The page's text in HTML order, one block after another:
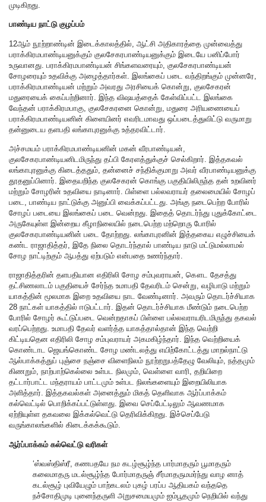
முடிகிறது.
பாண்டிய நாட்டு குழப்பம்
12ஆம் நூற்றாண்டின் இடைக்காலத்தில், ஆட்சி அதிகாரத்தை முன்வைத்து
பராக்கிரமபாண்டியனுக்கும் குலசேகரபாண்டியனுக்கும் இடையே பனிப்போர்
உருவானது. பராக்கிரமபாண்டியன் சிங்களவரையும், குலசேகரபாண்டியன்
சோழரையும் உதவிக்கு அழைத்தார்கள். இலங்கைப் படை வந்திறங்கும் முன்னரே,
பராக்கிரமபாண்டியன் மற்றும் அவரது அரசியைக் கொன்று, குலசேகரன்
மதுரையைக் கைப்பற்றினார். இந்த விஷயத்தைக் கேள்விப்பட்ட இலங்கை
வேந்தன் பராக்கிரமபாகு, குலசேகரனை கொன்று, மதுரை அரியணையைப்
பராக்கிரமபாண்டியனின் கிளையினர் எவரிடமாவது ஒப்படைத்துவிட்டு வருமாறு
தன்னுடைய தளபதி லங்காபுரனுக்கு உத்தரவிட்டார்.
அச்சமயம் பராக்கிரமபாண்டியனின் மகன் வீரபாண்டியன்,
குலசேகரபாண்டியனிடமிருந்து தப்பி கேரளத்துக்குச் செல்கிறார். இத்தகவல்
லங்காபுரனுக்கு கிடைத்ததும், தன்னைச் சந்திக்குமாறு அவர் வீரபாண்டியனுக்கு
தூதனுப்பினார். இதையறிந்த குலசேகரன் கொங்கு பகுதியிலிருந்த தன் உறவினர்
மற்றும் சோழரின் உதவியை நாடினார். பிள்ளை பல்லவராயர் தலைமையில் சோழப்
படை, பாண்டிய நாட்டுக்கு அனுப்பி வைக்கப்பட்டது. அங்கு நடைபெற்ற போரில்
சோழப் படையை இலங்கைப் படை வென்றது. இதைத் தொடர்ந்து புதுக்கோட்டை
அருகேயுள்ள இன்றைய கீழாநிலையில் நடைபெற்ற மற்றொரு போரில்
குலசேகரபாண்டியனின் படை தோற்றது. லங்காபுரனின் இத்தகைய எழுச்சியைக்
கண்ட ராஜாதித்தர், இதே நிலை தொடர்ந்தால் பாண்டிய நாடு மட்டுமல்லாமல்
சோழ நாட்டிற்கும் ஆபத்து ஏற்படும் என்பதை உணர்ந்தார்.
ராஜாதித்தரின் தளபதியான எதிரிலி சோழ சம்புவராயன், கௌட தேசத்து
தட்சிணலாடம் பகுதியைச் சேர்ந்த உமாபதி தேவரிடம் சென்று, வழிபாடு மற்றும்
யாகத்தின் மூலமாக இறை உதவியை நாட வேண்டினார். அவரும் தொடர்ச்சியாக
28 நாட்கள் யாகத்தில் ஈடுபட்டார். இதன் தொடர்ச்சியாக மீண்டும் நடைபெற்ற
போரில் சோழர் கூட்டுப்படை வென்றதாகப் பிள்ளை பல்லவராயரிடமிருந்து தகவல்
வரப்பெற்றது. உமாபதி தேவர் வளர்த்த யாகத்தால்தான் இந்த வெற்றி
கிட்டியதென எதிரிலி சோழ சம்புவராயர் அகமகிழ்ந்தார். இந்த வெற்றியைக்
கொண்டாட ஜெயங்கொண்ட சோழ மண்டலத்து எயிற்கோட்டத்து மாறல்நாட்டு
ஆல்பாக்கத்துப் புஞ்சை நஞ்சை விளைநிலம் நூற்றறுபத்தேழு வேலியும், நத்தமும்
கிணறும், நாற்பாற்கெல்லை உள்பட நிலமும், வெள்ளை வாரி, தறியிறை
தட்டார்பாட்ட மந்தராயம் பாட்டமும் உள்பட நிலங்களையும் இறையிலியாக
அளித்தார். இத்தகவல்கள் அனைத்தும் மிகத் தெளிவாக ஆர்ப்பாக்கம்
கல்வெட்டில் பொறிக்கப்பட்டுள்ளது. இவை செப்பேட்டிலும் ஆவணமாக
ஏற்றியுள்ள தகவலை இக்கல்வெட்டு தெரிவிக்கிறது. இச்செப்பேடு
வருங்காலங்களில் கிடைக்கக்கூடும்.
ஆர்ப்பாக்கம் கல்வெட்டு வரிகள்
‘ஸ்வஸ்திஸ்ரீ, கணபதயே நம கடழ்சூழ்ந்த பார்மாதரும் பூமாதரும்
கலைமாதரு மடல்சூழ்ந்த போர்மாதருஞ் சீர்மாதருமமர்ந்து வாழ னாத்
கடல்சூழ் புவியேழும் பாற்கடலம் புகழ் பரப்ப ஆதியகம் வந்ததெ
நச்சோதிமுடி புனைந்தருளி அறுசமையமும் ஐம்பூதமும் நெறியில் வந்து